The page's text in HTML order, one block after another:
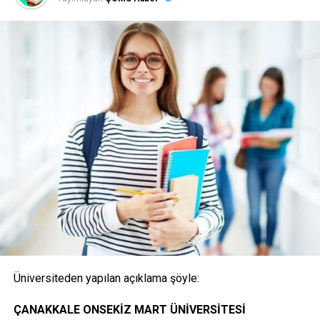
(Posta ile başvuru alınmayacaktır)
1- Merkezi Yerleştirme Puanı İle Yatay Geçiş Online
(İnternet) Başvurusunda Bulunan Öğrencilerden
İstenen Belgeler
Onaylı Not belgesi (transkript); başvuruda bulunan
öğrencinin ayrılacağı kurumda okuduğu bütün
dersleri ve bu derslerden aldığı notları gösteren
belge.( E-Devlet, Elektronik imza ya da Islak İmzalı)
Öğrencinin yerleştiği yıldaki LYS ve ÖSYS Sonuç
Üniversiteden yapılan açıklama şöyle:
ÇANAKKALE ONSEKİZ MART ÜNİVERSİTESİ